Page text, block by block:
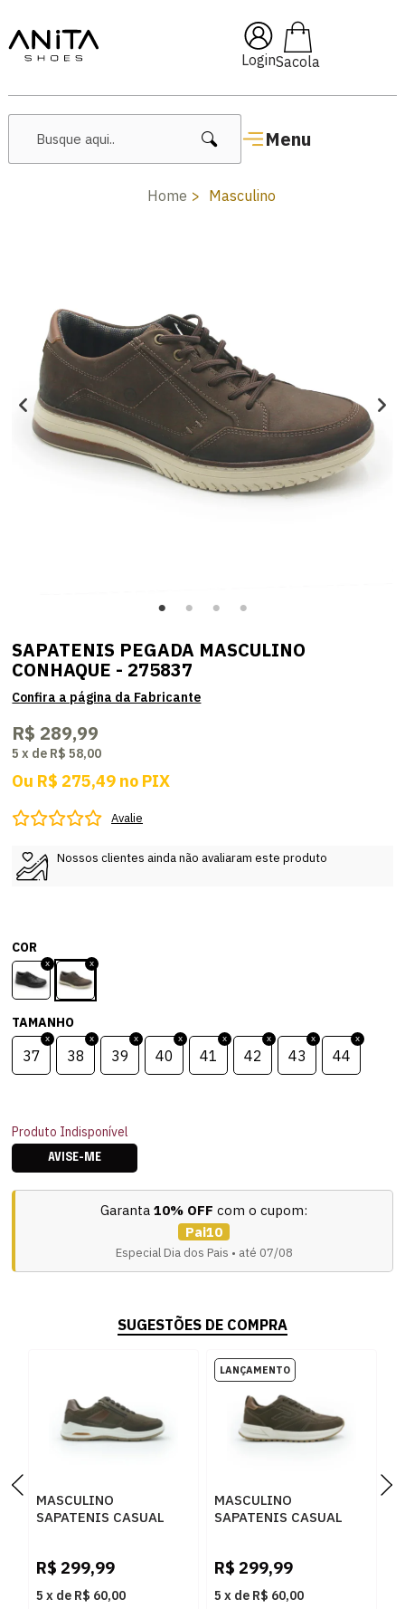
Login
Menu
🔥 Lançamentos Femininos
Home Masculino
SAPATENIS PEGADA MASCULINO
CONHAQUE - 275837
R$ 289,99
5 x de R$ 58,00
Ou R$ 275,49 no PIX
Avalie
Nossos clientes ainda não avaliaram este produto
COR
TAMANHO
37 38 39 40 41 42 43 44
Produto Indisponível
AVISE-ME
Garanta 10% OFF com o cupom:
Pai10
Especial Dia dos Pais • até 07/08
SUGESTÕES DE COMPRA
MASCULINO
SAPATENIS CASUAL
CHOCOLATE/PULL UP
CONHAQUE
R$ 299,99
5 x de R$ 60,00
MASCULINO
SAPATENIS CASUAL
CHOCOLATE/PULL UP
CONHAQUE
R$ 299,99
5 x de R$ 60,00